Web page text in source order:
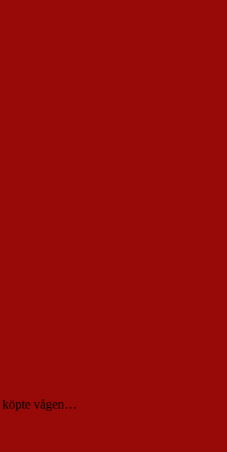
köpte vågen…